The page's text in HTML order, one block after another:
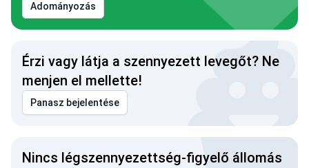
Adományozás
Érzi vagy látja a szennyezett levegőt? Ne
menjen el mellette!
Panasz bejelentése
Nincs légszennyezettség-figyelő állomás